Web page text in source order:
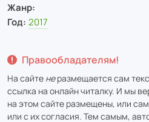
Жанр:
Год: 2017
Правообладателям!
На сайте неразмещается сам
ссылка на онлайн читалку. И мы
на этом сайте размещены, или
или с их согласия. Тем самым,